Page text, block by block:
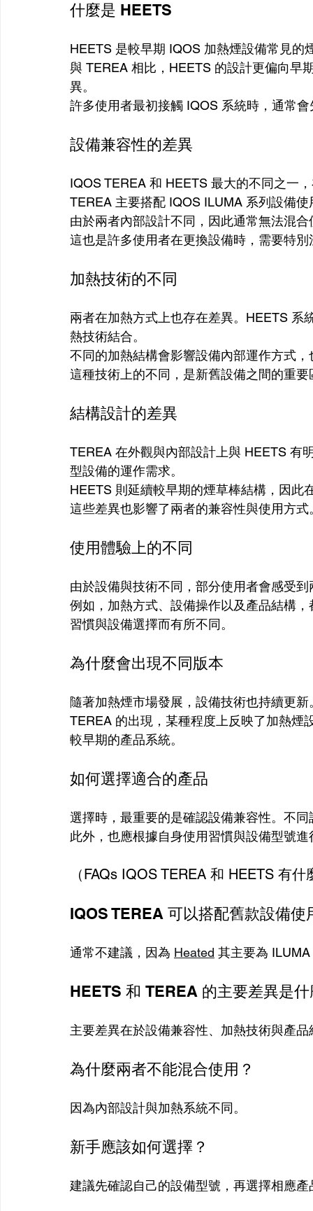
什麼是 HEETS
HEETS 是較早期 IQOS 加熱煙設備常見的
與 TEREA 相比，HEETS 的設計更偏向早
異。
許多使用者最初接觸 IQOS 系統時，通常
設備兼容性的差異
IQOS TEREA 和 HEETS 最大的不同之一
TEREA 主要搭配 IQOS ILUMA 系列設備
由於兩者內部設計不同，因此通常無法混合
這也是許多使用者在更換設備時，需要特別
加熱技術的不同
兩者在加熱方式上也存在差異。HEETS 系
熱技術結合。
不同的加熱結構會影響設備內部運作方式
這種技術上的不同，是新舊設備之間的重要
結構設計的差異
TEREA 在外觀與內部設計上與 HEETS 有
型設備的運作需求。
HEETS 則延續較早期的煙草棒結構，因此
這些差異也影響了兩者的兼容性與使用方式
使用體驗上的不同
由於設備與技術不同，部分使用者會感受
例如，加熱方式、設備操作以及產品結構
習慣與設備選擇而有所不同。
為什麼會出現不同版本
隨著加熱煙市場發展，設備技術也持續更
TEREA 的出現，某種程度上反映了加熱煙
較早期的產品系統。
如何選擇適合的產品
選擇時，最重要的是確認設備兼容性。不
此外，也應根據自身使用習慣與設備型號
（FAQs IQOS TEREA 和 HEETS 有什
IQOS TEREA 可以搭配舊款設備使
通常不建議，因為 Heated 其主要為
HEETS 和 TEREA 的主要差異是
主要差異在於設備兼容性、加熱技術與產品
為什麼兩者不能混合使用？
因為內部設計與加熱系統不同。
新手應該如何選擇？
建議先確認自己的設備型號，再選擇相應產